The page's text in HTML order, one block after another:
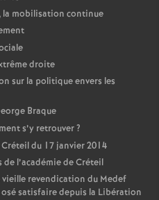
la mobilisation continue
droite
sur la politique envers les
Braque
s’y retrouver?
Créteil du 17 janvier 2014
l’académie de Créteil
revendication du Medef
satisfaire depuis la Libération